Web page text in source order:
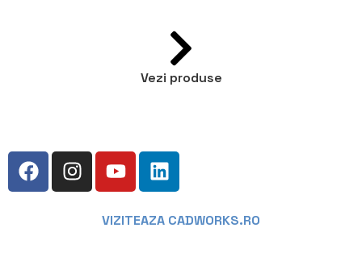
Vezi produse
VIZITEAZA CADWORKS.RO